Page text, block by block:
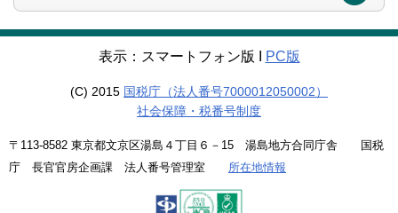
表示：スマートフォン版 Ι PC版
(C) 2015 国税庁（法人番号7000012050002）
社会保障・税番号制度
〒113-8582 東京都文京区湯島４丁目６－15 湯島地方合同庁舎 国税
庁 長官官房企画課 法人番号管理室 所在地情報